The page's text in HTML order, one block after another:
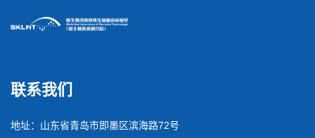
联系我们
地址：山东省青岛市即墨区滨海路72号